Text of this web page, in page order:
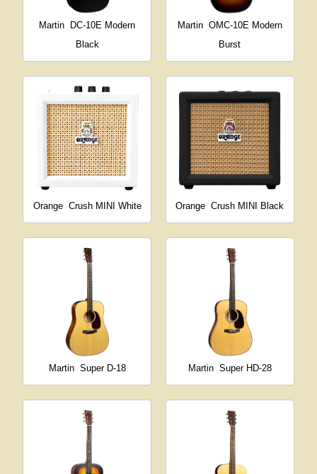
Martin
DC-10E Modern
Black
Martin OMC-10E Modern
Burst
Orange Crush MINI White Orange Crush MINI Black
Martin Super D-18 Martin Super HD-28